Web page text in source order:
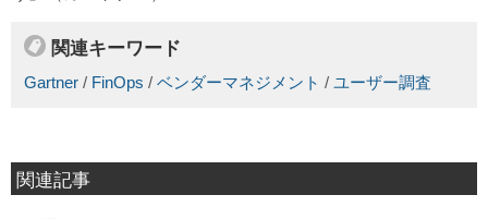
関連キーワード
Gartner / FinOps / ベンダーマネジメント / ユーザー調査
関連記事